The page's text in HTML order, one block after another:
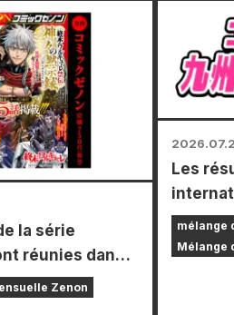
20 août, où
une mini-
dessinée (4
!
la série
réunies dans
composé de 5
de
Zenon
Les
Kyushu
mélange
Mélange